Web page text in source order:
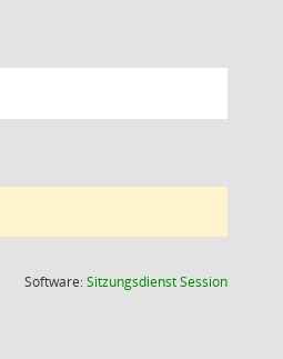
Software:SitzungsdienstSession(Wird in